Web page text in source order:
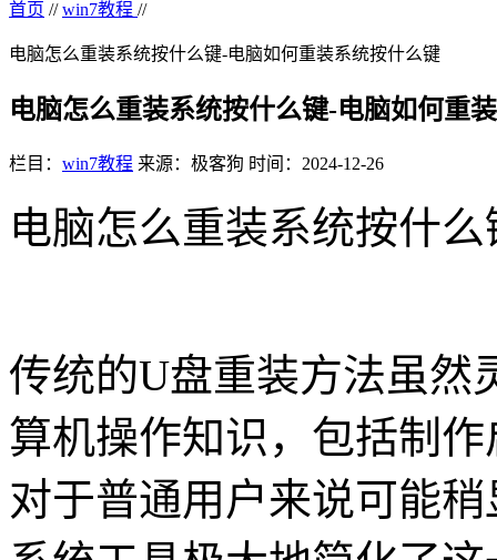
首页 // win7教程 //
电脑怎么重装系统按什么键-电脑如何重装系统按什么键
电脑怎么重装系统按什么键-电脑如何重
栏目： win7教程 来源：极客狗 时间：2024-12-26
电脑怎么重装系统按什么
传统的U盘重装方法虽然
算机操作知识，包括制
对于普通用户来说可能